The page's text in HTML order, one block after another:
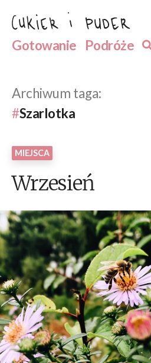
do
treści
Szukaj
Gotowanie Podróże
Archiwum taga:
Szarlotka
MIEJSCA
Wrzesień